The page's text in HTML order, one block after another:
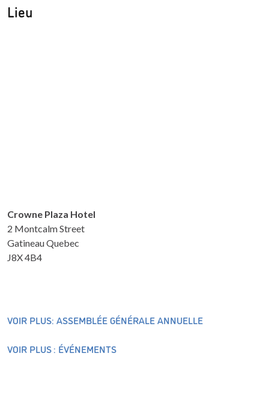
Lieu
Crowne Plaza Hotel
2 Montcalm Street
Gatineau Quebec
J8X 4B4
VOIR PLUS: ASSEMBLÉE GÉNÉRALE ANNUELLE
VOIR PLUS : ÉVÉNEMENTS